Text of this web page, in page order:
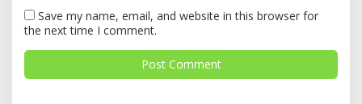
Save my name, email, and website in this browser for
the next time I comment.